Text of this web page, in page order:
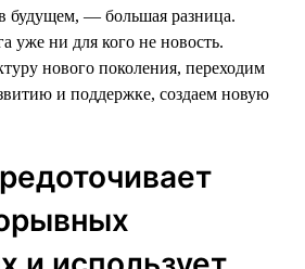
будущем, — большая разница.
уже ни для кого не новость.
нового поколения, переходим
и поддержке, создаем новую